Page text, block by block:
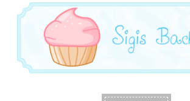
springen
Sigis Backstube
Willkommen in meiner Backstube!